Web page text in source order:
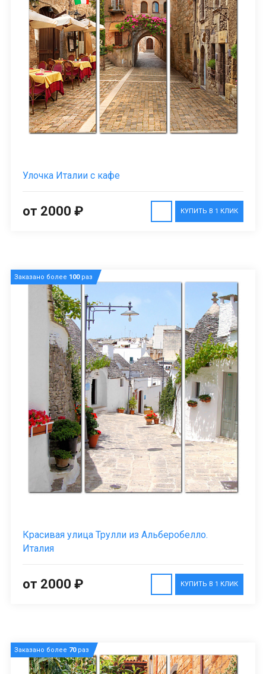
Улочка Италии с кафе
КУПИТЬ В 1 КЛИК
от 2000 ₽
Заказано более 100раз
Красивая улица Трулли из Альберобелло.
Италия
КУПИТЬ В 1 КЛИК
от 2000 ₽
Заказано более 70раз